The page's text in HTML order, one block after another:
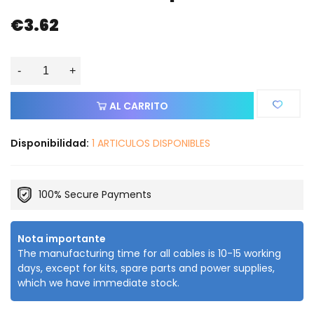
€3.62
- +
AL CARRITO
Disponibilidad: 1 ARTICULOS DISPONIBLES
100% Secure Payments
Nota importante
The manufacturing time for all cables is 10-15 working
days, except for kits, spare parts and power supplies,
which we have immediate stock.